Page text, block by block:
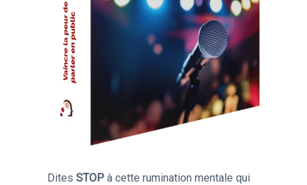
Dites STOPà cette rumination mentale qui